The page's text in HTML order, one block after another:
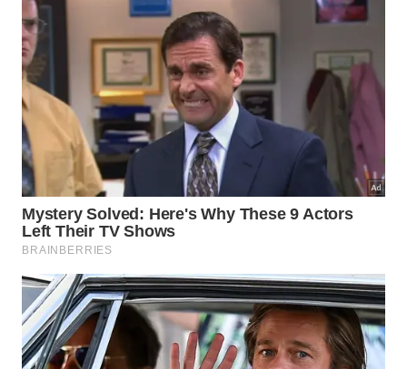
O que as novas descobertas podem
revelar nos próximos anos?
O trabalho dos arqueólogos está apenas
começando. Cada bloco recuperado passará por
análises detalhadas antes de integrar um modelo
capaz de representar com maior precisão a